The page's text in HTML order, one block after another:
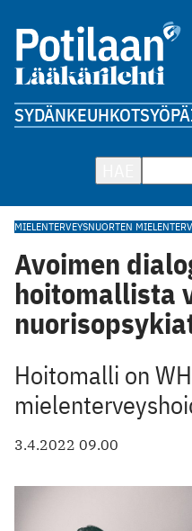
SYDÄNKEUHKOTSYÖPÄ
MIELENTERVEYSNUORTEN
Avoimen
hoitomallista
Hoitomalli on
3.4.2022 09.00